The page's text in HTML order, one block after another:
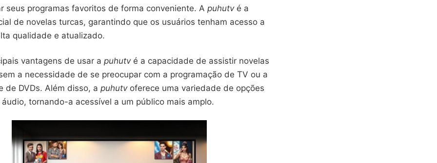
seus programas favoritos de forma conveniente. A puhutvé a
de novelas turcas, garantindo que os usuários tenham acesso a
qualidade e atualizado.
vantagens de usar a puhutvé a capacidade de assistir novelas
a necessidade de se preocupar com a programação de TV ou a
de DVDs. Além disso, a puhutvoferece uma variedade de opções
tornando-a acessível a um público mais amplo.